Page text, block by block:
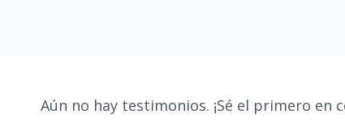
Aún no hay testimonios. ¡Sé el primero en